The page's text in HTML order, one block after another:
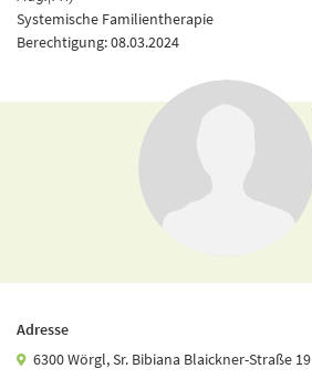
Systemische Familientherapie
Berechtigung: 08.03.2024
Adresse
6300 Wörgl, Sr. Bibiana Blaickner-Straße 19